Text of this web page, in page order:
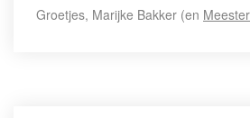
Groetjes, Marijke Bakker (en